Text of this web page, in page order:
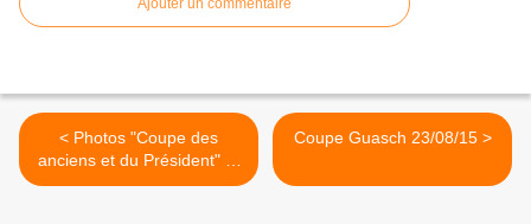
Ajouter un commentaire
< Photos "Coupe des
anciens et du Président" et
"Trophée Les Toiles du
Coupe Guasch 23/08/15 >